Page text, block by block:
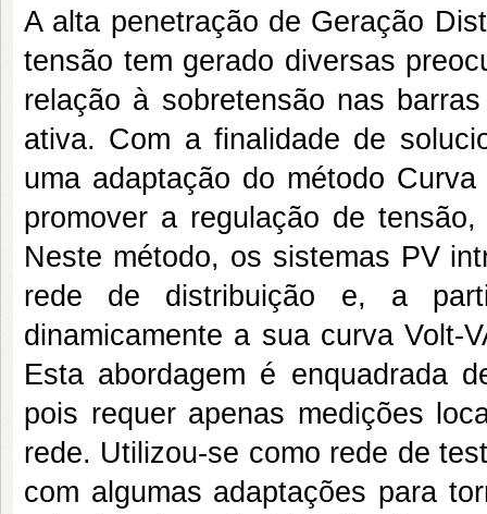
A alta penetração de Geração
tensão tem gerado diversas
relação à sobretensão nas
ativa. Com a finalidade de
uma adaptação do método
promover a regulação de
Neste método, os sistemas PV
rede de distribuição e, a
dinamicamente a sua curva Volt-
Esta abordagem é enquadrada
pois requer apenas medições
rede. Utilizou-se como rede de
com algumas adaptações para